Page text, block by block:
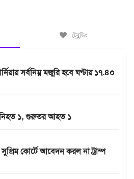
ট্রেন্ডিং
সর্বনিম্ন মজুরি হবে ঘণ্টায় ১৭.৪০
নিহত ১, গুরুতর আহত ১
কোর্টে আবেদন করল না ট্রাম্প